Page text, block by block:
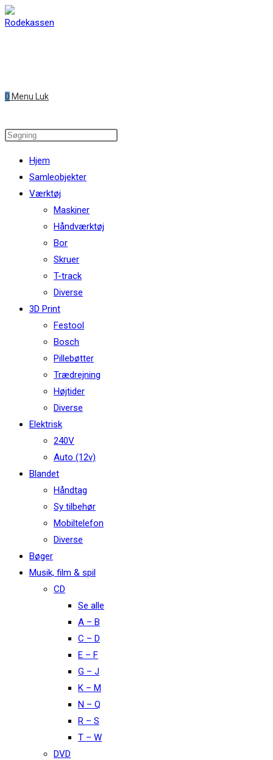
Skip
to
0 Menu Luk
Search
website
Hjem
Samleobjekter
Værktøj
Maskiner
Håndværktøj
Bor
Skruer
T-track
Diverse
3D Print
Festool
Bosch
Pillebøtter
Trædrejning
Højtider
Diverse
Elektrisk
240V
Auto (12v)
Blandet
Håndtag
Sy tilbehør
Mobiltelefon
Diverse
Bøger
Musik, film & spil
CD
Se alle
A – B
C – D
E – F
G – J
K – M
N – Q
R – S
T – W
DVD